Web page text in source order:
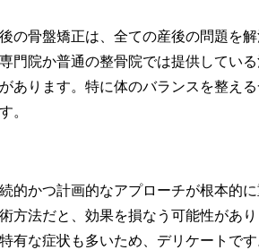
の骨盤矯正は、全ての産後の問題を
門院か普通の整骨院では提供してい
あります。特に体のバランスを整え
。
的かつ計画的なアプローチが根本的
方法だと、効果を損なう可能性があ
有な症状も多いため、デリケートです